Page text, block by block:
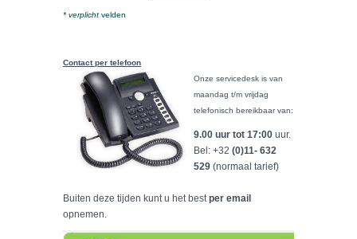
* verplicht velden
Contact per telefoon
Onze servicedesk is van
maandag t/m vrijdag
telefonisch bereikbaar van:
9.00 uur tot 17:00 uur.
Bel: +32 (0)11- 632
529 (normaal tarief)
Buiten deze tijden kunt u het bestper email
opnemen.